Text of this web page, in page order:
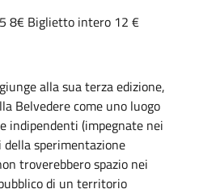
8€ Biglietto intero 12 €
alla sua terza edizione,
Belvedere come uno luogo
indipendenti (impegnate nei
sperimentazione
troverebbero spazio nei
di un territorio